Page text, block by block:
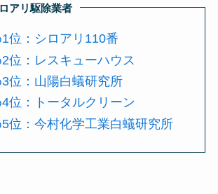
アリ駆除業者
位：シロアリ110番
位：レスキューハウス
位：山陽白蟻研究所
位：トータルクリーン
位：今村化学工業白蟻研究所